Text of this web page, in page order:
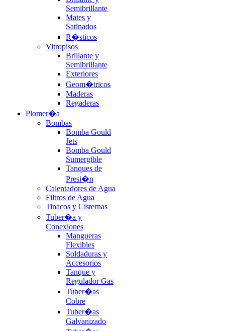
Semibrillante
Mates y
Satinados
R�sticos
Vitropisos
Brillante y
Semibrillante
Exteriores
Geom�tricos
Maderas
Regaderas
Plomer�a
Bombas
Bomba Gould
Jets
Bomba Gould
Sumergible
Tanques de
Presi�n
Calentadores de Agua
Filtros de Agua
Tinacos y Cisternas
Tuber�a y
Conexiones
Mangueras
Flexibles
Soldaduras y
Accesorios
Tanque y
Regulador Gas
Tuber�as
Cobre
Tuber�as
Galvanizado